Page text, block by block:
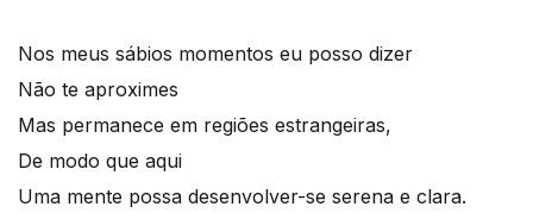
Nos meus sábios momentos eu posso dizer
Não te aproximes
Mas permanece em regiões estrangeiras,
De modo que aqui
Uma mente possa desenvolver-se serena e clara.